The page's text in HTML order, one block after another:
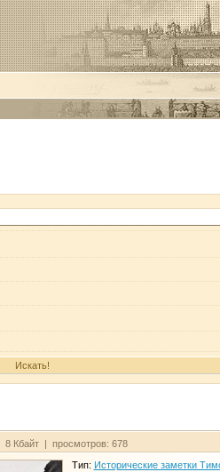
8 Кбайт | просмотров: 678
Тип: Исторические заметки